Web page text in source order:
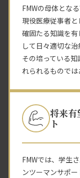
FMWの母体とな
現役医療従事者と
確固たる知識を
して日々適切な治
その培っている
れられるものでは
将来有
ト
FMWでは、学生
ンツーマンサポ